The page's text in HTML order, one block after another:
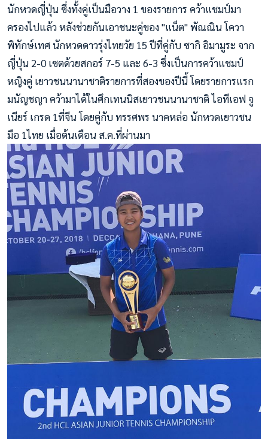
นักหวดญี่ปุ่น ซึ่งทั้งคู่เป็นมือวาง 1 ของรายการ คว้าแชมป์มา
ครองไปแล้ว หลังช่วยกันเอาชนะคู่ของ "แน็ต" พัณณิน โควา
พิทักษ์เทศ นักหวดดาวรุ่งไทยวัย 15 ปีที่คู่กับ ซากิ อิมามูระ จาก
ญี่ปุ่น 2-0 เซตด้วยสกอร์ 7-5 และ 6-3 ซึ่งเป็นการคว้าแชมป์
หญิงคู่ เยาวชนนานาชาติรายการที่สองของปีนี้ โดยรายการแรก
มนัญชญา คว้ามาได้ในศึกเทนนิสเยาวชนนานาชาติ ไอทีเอฟ จู
เนียร์ เกรด 1ที่จีน โดยคู่กับ ทรรศพร นาคหล่อ นักหวดเยาวชน
มือ 1ไทย เมื่อต้นเดือน ส.ค.ที่ผ่านมา